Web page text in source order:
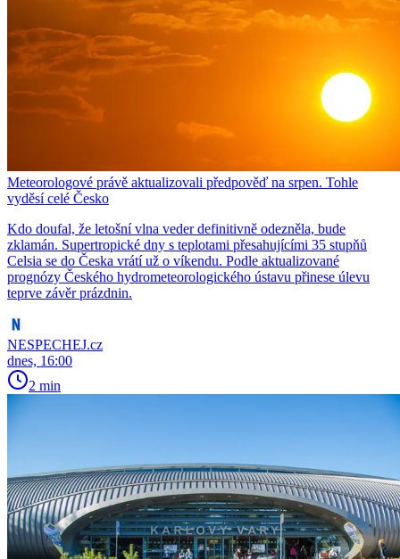
Meteorologové právě aktualizovali předpověď na srpen. Tohle
vyděsí celé Česko
Kdo doufal, že letošní vlna veder definitivně odezněla, bude
zklamán. Supertropické dny s teplotami přesahujícími 35 stupňů
Celsia se do Česka vrátí už o víkendu. Podle aktualizované
prognózy Českého hydrometeorologického ústavu přinese úlevu
teprve závěr prázdnin.
NESPECHEJ.cz
dnes, 16:00
2 min